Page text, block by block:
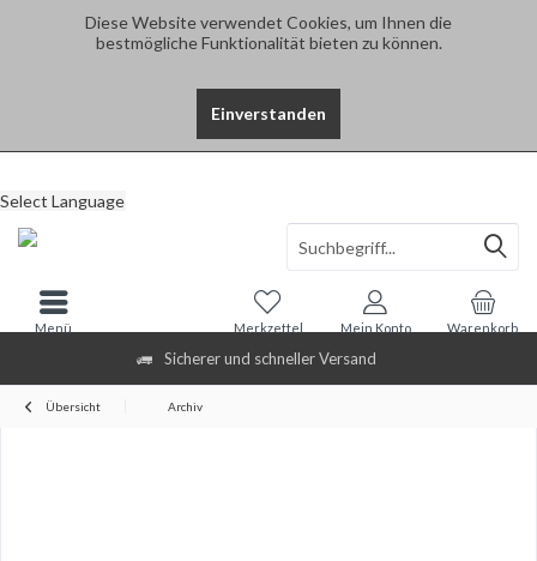
Diese Website verwendet Cookies, um Ihnen die
bestmögliche Funktionalität bieten zu können.
Einverstanden
Sicherer und schneller Versand
Select Language
Warenkorb
Merkzettel Mein Konto
Menü
Übersicht Archiv